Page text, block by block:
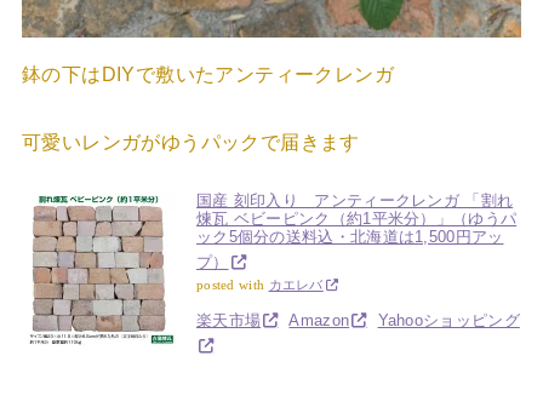
鉢の下はDIYで敷いたアンティークレンガ
可愛いレンガがゆうパックで届きます
国産 刻印入り アンティークレンガ 「割れ
煉瓦 ベビーピンク（約1平米分）」（ゆうパ
ック5個分の送料込・北海道は1,500円アッ
プ）
posted with カエレバ
楽天市場 Amazon Yahooショッピング